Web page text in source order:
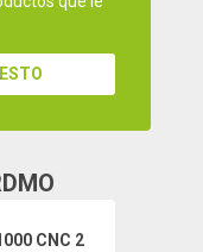
CNC 2